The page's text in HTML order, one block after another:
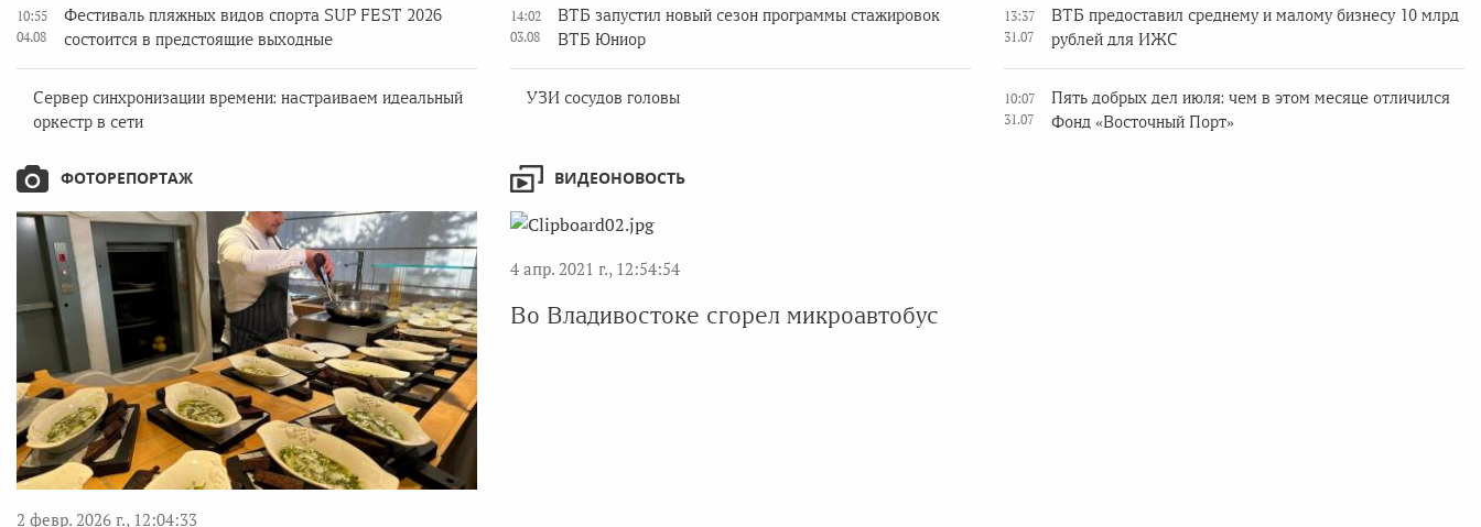
10:55
04.08
Фестиваль пляжных видов спорта SUP FEST 2026
состоится в предстоящие выходные
Сервер синхронизации времени: настраиваем идеальный
оркестр в сети
14:02
03.08
ВТБ запустил новый сезон программы стажировок
ВТБ Юниор
УЗИ сосудов головы
13:37
31.07
ВТБ предоставил среднему и малому бизнесу 10 млрд
рублей для ИЖС
10:07
31.07
Пять добрых дел июля: чем в этом месяце отличился
Фонд «Восточный Порт»
ФОТОРЕПОРТАЖ
2 февр. 2026 г., 12:04:33
ВИДЕОНОВОСТЬ
4 апр. 2021 г., 12:54:54
Во Владивостоке сгорел микроавтобус